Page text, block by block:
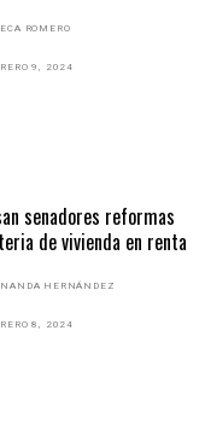
ROMERO
9, 2024
senadores reformas
de vivienda en renta
HERNÁNDEZ
8, 2024